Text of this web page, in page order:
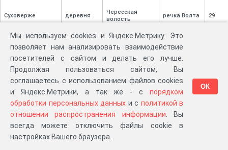
Суховерже деревня
Чересская
волость
речка Волта 29
Кушнеры застенок помещичий колодец
Чересская
волость
32
Чересская
волость
речка Волта
Мы используем cookies и Яндекс.Метрику. Это
позволяет нам анализировать взаимодействие
посетителей с сайтом и делать его лучше.
Продолжая пользоваться сайтом, Вы
соглашаетесь с использованием файлов cookies
и Яндекс.Метрики, а так же - с порядком
обработки персональных данных и с политикой в
отношении распространения информации . Вы
всегда можете отключить файлы cookie в
настройках Вашего браузера.
ОК